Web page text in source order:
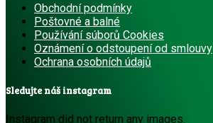
Obchodní podmínky
Poštovné a balné
Používání súborů Cookies
Oznámení o odstoupení od smlouvy
Ochrana osobních údajů
Sledujte náš instagram
Instagram did not return any images.